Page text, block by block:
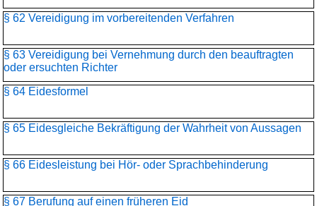
§ 62 Vereidigung im vorbereitenden Verfahren
§ 63 Vereidigung bei Vernehmung durch den beauftragten
oder ersuchten Richter
§ 64 Eidesformel
§ 65 Eidesgleiche Bekräftigung der Wahrheit von Aussagen
§ 66 Eidesleistung bei Hör- oder Sprachbehinderung
§ 67 Berufung auf einen früheren Eid